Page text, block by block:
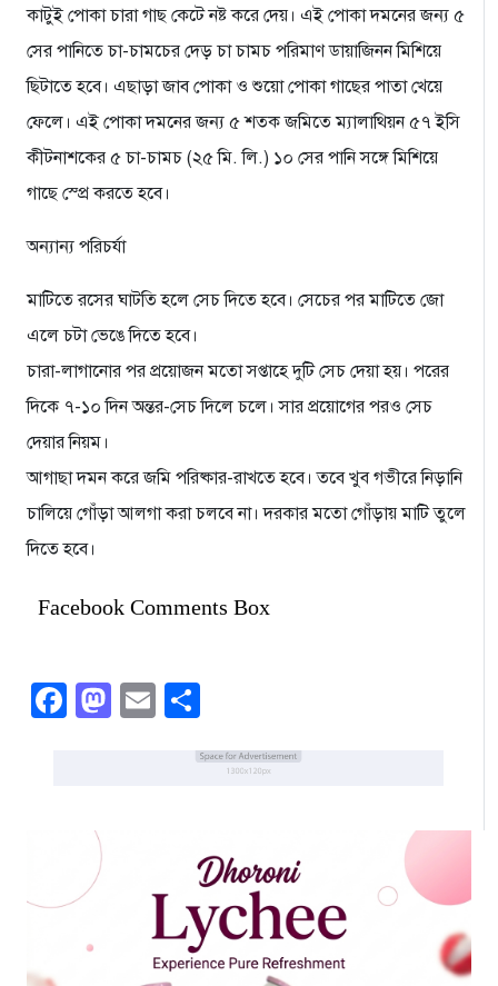
কাটুই পোকা চারা গাছ কেটে নষ্ট করে দেয়। এই পোকা দমনের জন্য ৫
সের পানিতে চা-চামচের দেড় চা চামচ পরিমাণ ডায়াজিনন মিশিয়ে
ছিটাতে হবে। এছাড়া জাব পোকা ও শুয়ো পোকা গাছের পাতা খেয়ে
ফেলে। এই পোকা দমনের জন্য ৫ শতক জমিতে ম্যালাথিয়ন ৫৭ ইসি
কীটনাশকের ৫ চা-চামচ (২৫ মি. লি.) ১০ সের পানি সঙ্গে মিশিয়ে
গাছে স্প্রে করতে হবে।
অন্যান্য পরিচর্যা
মাটিতে রসের ঘাটতি হলে সেচ দিতে হবে। সেচের পর মাটিতে জো
এলে চটা ভেঙে দিতে হবে।
চারা-লাগানোর পর প্রয়োজন মতো সপ্তাহে দুটি সেচ দেয়া হয়। পরের
দিকে ৭-১০ দিন অন্তর-সেচ দিলে চলে। সার প্রয়োগের পরও সেচ
দেয়ার নিয়ম।
আগাছা দমন করে জমি পরিষ্কার-রাখতে হবে। তবে খুব গভীরে নিড়ানি
চালিয়ে গোঁড়া আলগা করা চলবে না। দরকার মতো গোঁড়ায় মাটি তুলে
দিতে হবে।
Facebook Comments Box
Facebook
Mastodon
Email